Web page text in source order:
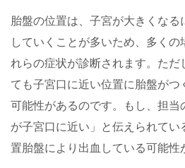
胎盤の位置は、子宮が大きくな
していくことが多いため、多くの
れらの症状が診断されます。ただ
ても子宮口に近い位置に胎盤がつ
可能性があるのです。もし、担当
が子宮口に近い」と伝えられて
置胎盤により出血している可能性